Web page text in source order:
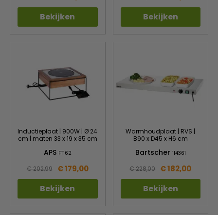
Bekijken Bekijken
Inductieplaat | 900W | Ø 24
cm | maten 33 x 19 x 35 cm
APS FT162
€ 202,99 € 179,00
Bekijken
Warmhoudplaat | RVS |
B90 x D45 x H6 cm
Bartscher 114361
€ 228,00 € 182,00
Bekijken